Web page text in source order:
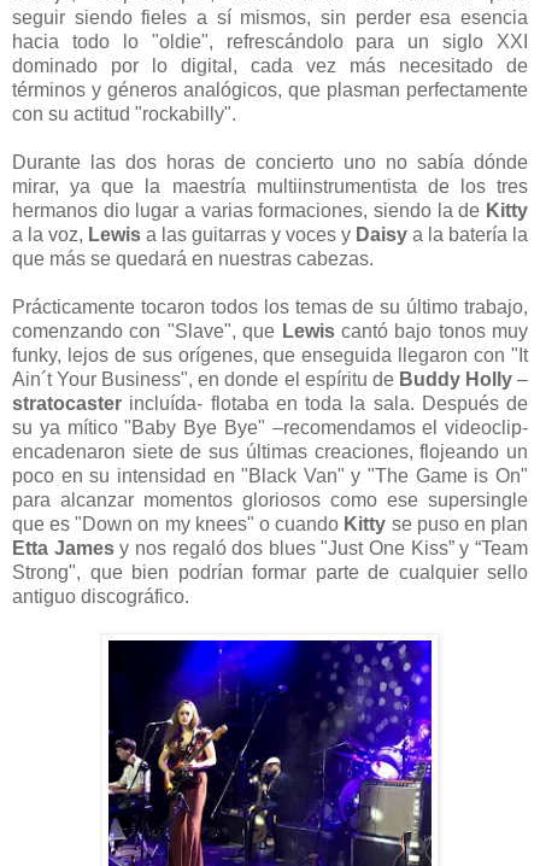
seguir siendo fieles a sí mismos, sin perder esa esencia
hacia todo lo "oldie", refrescándolo para un siglo XXI
dominado por lo digital, cada vez más necesitado de
términos y géneros analógicos, que plasman perfectamente
con su actitud "rockabilly".
Durante las dos horas de concierto uno no sabía dónde
mirar, ya que la maestría multiinstrumentista de los tres
hermanos dio lugar a varias formaciones, siendo la de Kitty
a la voz, Lewis a las guitarras y voces y Daisy a la batería la
que más se quedará en nuestras cabezas.
Prácticamente tocaron todos los temas de su último trabajo,
comenzando con "Slave", que Lewis cantó bajo tonos muy
funky, lejos de sus orígenes, que enseguida llegaron con "It
Ain´t Your Business", en donde el espíritu de Buddy Holly–
stratocaster incluída- flotaba en toda la sala. Después de
su ya mítico "Baby Bye Bye" –recomendamos el videoclip-
encadenaron siete de sus últimas creaciones, flojeando un
poco en su intensidad en "Black Van" y "The Game is On"
para alcanzar momentos gloriosos como ese supersingle
que es "Down on my knees" o cuando Kitty se puso en plan
Etta Jamesy nos regaló dos blues "Just One Kiss” y “Team
Strong", que bien podrían formar parte de cualquier sello
antiguo discográfico.